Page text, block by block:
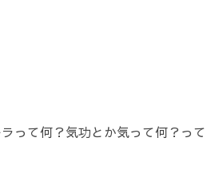
って何？気功とか気って何？って